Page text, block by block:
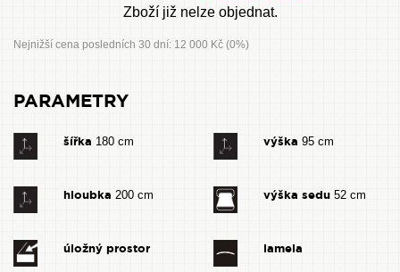
Zboží již nelze objednat.
Nejnižší cena posledních 30 dní: 12 000 Kč (0%)
PARAMETRY
šířka 180 cm výška 95 cm
hloubka 200 cm výška sedu 52 cm
úložný prostor lamela